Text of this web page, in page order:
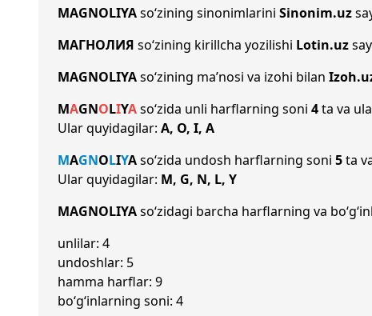
MAGNOLIYAso‘zining sinonimlarini Sinonim.uz
МАГНОЛИЯ so‘zining kirillcha yozilishi Lotin.uz
MAGNOLIYAso‘zining ma’nosi va izohi bilan
MAGNOLIYAso‘zida unli harflarning soni 4ta va
Ular quyidagilar: A, O, I, A
MAGNOLIYAso‘zida undosh harflarning soni 5ta
Ular quyidagilar: M, G, N, L, Y
MAGNOLIYAso‘zidagi barcha harflarning va
unlilar: 4
undoshlar: 5
hamma harflar: 9
bo‘g‘inlarning soni: 4